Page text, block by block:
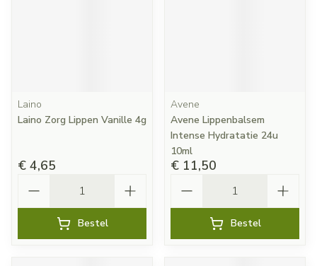
Laino
Laino Zorg Lippen Vanille 4g
€ 4,65
Bestel
Avene
Avene Lippenbalsem
Intense Hydratatie 24u
10ml
€ 11,50
Bestel